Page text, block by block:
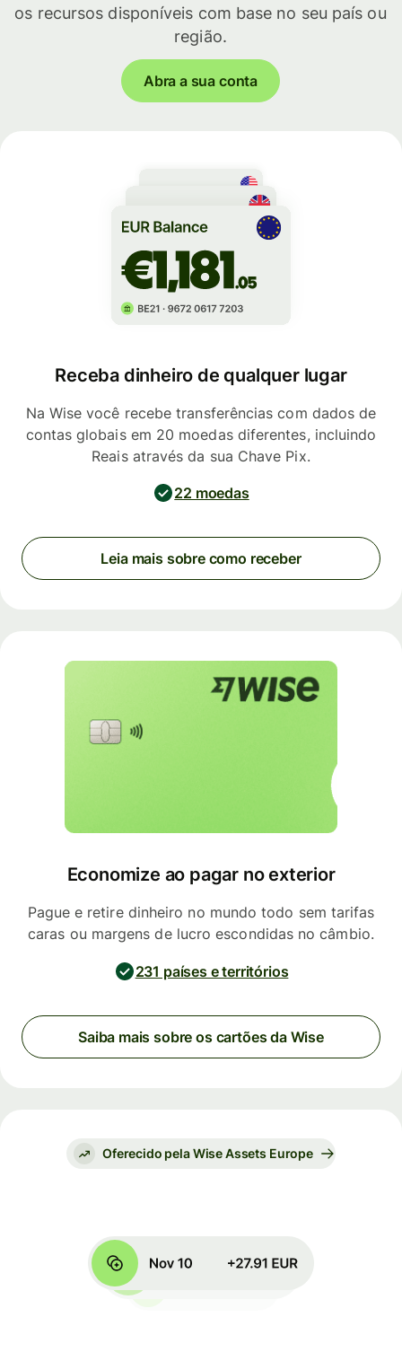
os recursos disponíveis com base no seu país ou
região.
Abra a sua conta
Receba dinheiro de qualquer lugar
Na Wise você recebe transferências com dados de
contas globais em 20 moedas diferentes, incluindo
Reais através da sua Chave Pix.
22 moedas
Leia mais sobre como receber
Economize ao pagar no exterior
Pague e retire dinheiro no mundo todo sem tarifas
caras ou margens de lucro escondidas no câmbio.
231 países e territórios
Saiba mais sobre os cartões da Wise
Oferecido pela Wise Assets Europe